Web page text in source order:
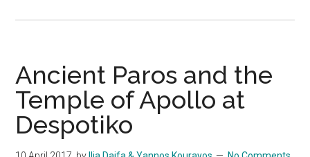
Ancient Paros and the
Temple of Apollo at
Despotiko